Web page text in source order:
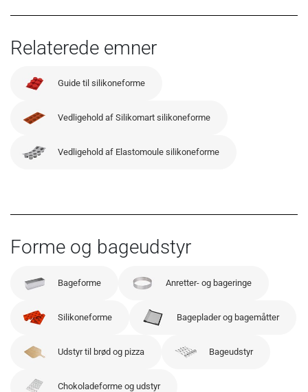
Relaterede emner
Guide til silikoneforme
Vedligehold af Silikomart silikoneforme
Vedligehold af Elastomoule silikoneforme
Forme og bageudstyr
Bageforme Anretter- og bageringe
Silikoneforme Bageplader og bagemåtter
Udstyr til brød og pizza Bageudstyr
Chokoladeforme og udstyr